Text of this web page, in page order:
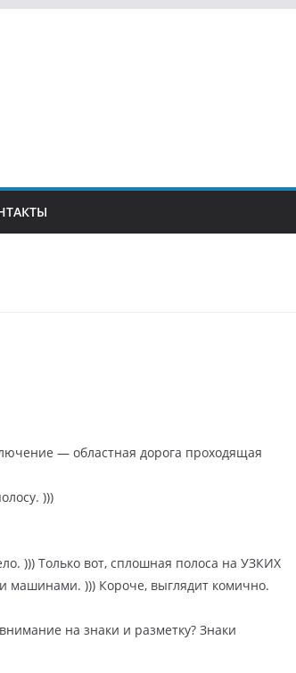
— областная дорога проходящая
)))
))) Только вот, сплошная полоса на УЗКИХ
машинами. ))) Короче, выглядит комично.
на знаки и разметку? Знаки